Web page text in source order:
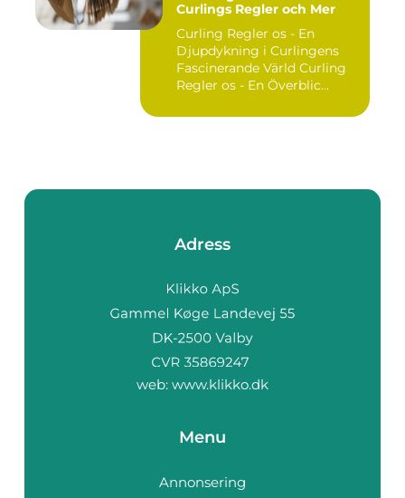
Curlings Regler och Mer
Curling Regler os - En
Djupdykning i Curlingens
Fascinerande Värld Curling
Regler os - En Överblic...
Adress
web: www.klikko.dk
Menu
Annonsering